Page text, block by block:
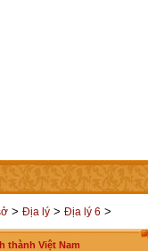
LIÊN HỆ CÁC
> Địa lý > Địa lý 6 >
thành Việt Nam